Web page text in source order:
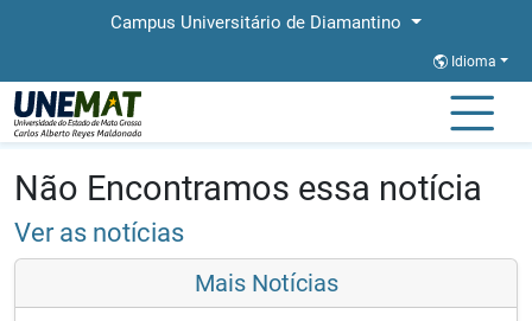
Campus Universitário de Diamantino
Idioma
Página Inicial
Não Encontramos essa notícia
Ver as notícias
Mais Notícias